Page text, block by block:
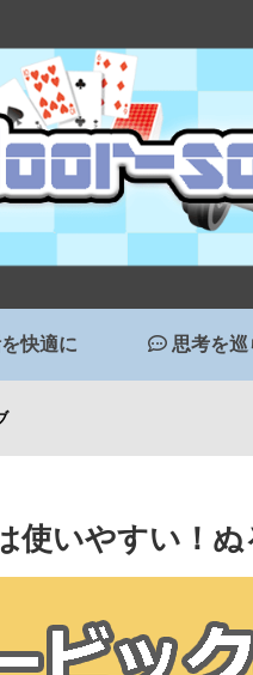
快適に 思考を巡
いやすい！ぬ